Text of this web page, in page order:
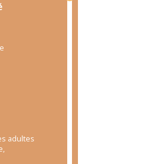
adultes